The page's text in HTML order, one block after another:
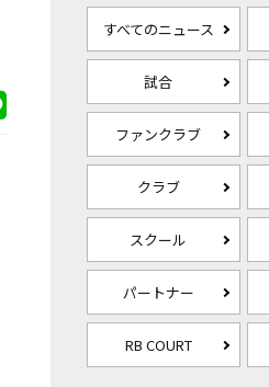
すべてのニュース
試合
ファンクラブ
クラブ
スクール
パートナー
RB COURT